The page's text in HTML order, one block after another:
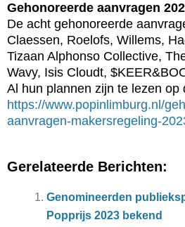
Gehonoreerde aanvragen
De acht gehonoreerde
Claessen, Roelofs, Willems,
Tizaan Alphonso Collective,
Wavy, Isis Cloudt,
Al hun plannen zijn te lezen op
https://www.popinlimburg.nl/
aanvragen-makersregeling-
Gerelateerde Berichten:
Genomineerden
Popprijs 2023 bekend